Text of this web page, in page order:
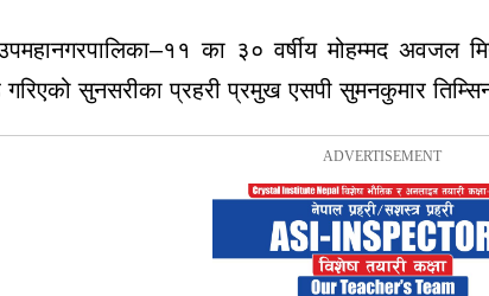
का ३० वर्षीय मोहम्मद अवजल
सुनसरीका प्रहरी प्रमुख एसपी सुमनकुमार